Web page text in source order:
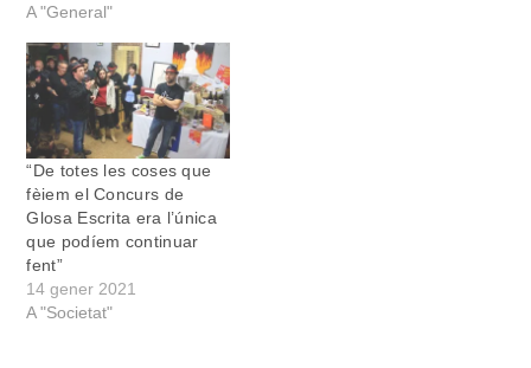
A "General"
“De totes les coses que
fèiem el Concurs de
Glosa Escrita era l’única
que podíem continuar
fent”
14 gener 2021
A "Societat"